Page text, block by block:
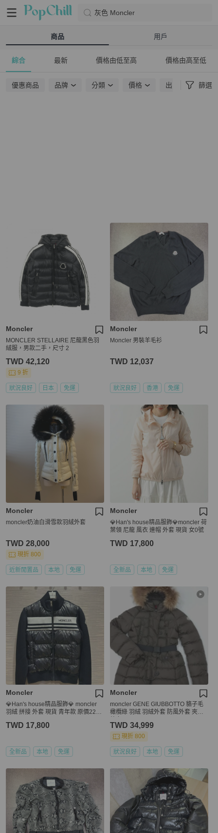
灰色 Moncler
商品 用戶
綜合 最新 價格由低至高 價格由高至低
優惠商品 品牌 分類 價格 出貨地點 篩選
Moncler
MONCLER STELLAIRE 尼龍黑色羽
絨服，男款二手，尺寸 2
TWD 42,120
9 折
狀況良好 日本 免運
Moncler
Moncler 男裝羊毛衫
TWD 12,037
狀況良好 香港 免運
Moncler
moncler奶油白滑雪款羽絨外套
TWD 28,000
現折 800
近新閒置品 本地 免運
Moncler
💎Han's house精品服飾💎moncler 荷
葉領 尼龍 風衣 連帽 外套 現貨 女0號
TWD 17,800
全新品 本地 免運
Moncler
💎Han's house精品服飾💎 moncler
羽絨 拼接 外套 現貨 青年款 原價2270
TWD 17,800
全新品 本地 免運
Moncler
moncler GENE GIUBBOTTO 貉子毛
橄欖綠 羽絨 羽絨外套 防風外套 夾克
TWD 34,999
現折 800
狀況良好 本地 免運